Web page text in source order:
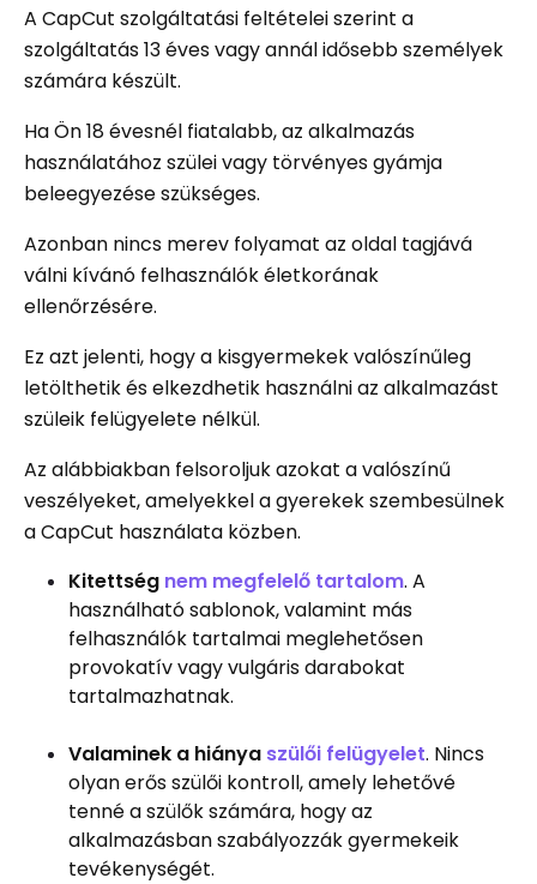
A CapCut szolgáltatási feltételei szerint a
szolgáltatás 13 éves vagy annál idősebb személyek
számára készült.
Ha Ön 18 évesnél fiatalabb, az alkalmazás
használatához szülei vagy törvényes gyámja
beleegyezése szükséges.
Azonban nincs merev folyamat az oldal tagjává
válni kívánó felhasználók életkorának
ellenőrzésére.
Ez azt jelenti, hogy a kisgyermekek valószínűleg
letölthetik és elkezdhetik használni az alkalmazást
szüleik felügyelete nélkül.
Az alábbiakban felsoroljuk azokat a valószínű
veszélyeket, amelyekkel a gyerekek szembesülnek
a CapCut használata közben.
Kitettség nem megfelelő tartalom. A
használható sablonok, valamint más
felhasználók tartalmai meglehetősen
provokatív vagy vulgáris darabokat
tartalmazhatnak.
Valaminek a hiánya szülői felügyelet. Nincs
olyan erős szülői kontroll, amely lehetővé
tenné a szülők számára, hogy az
alkalmazásban szabályozzák gyermekeik
tevékenységét.